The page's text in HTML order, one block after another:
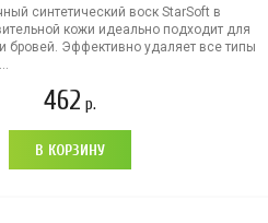
синтетический воск StarSoft в
кожи идеально подходит для
бровей. Эффективно удаляет все типы
462 р.
В КОРЗИНУ